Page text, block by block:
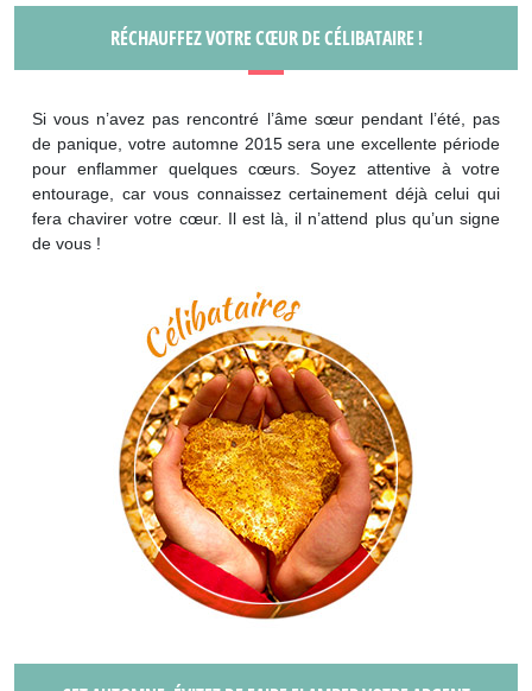
RÉCHAUFFEZ VOTRE CŒUR DE CÉLIBATAIRE !
Si vous n’avez pas rencontré l’âme sœur pendant l’été, pas
de panique, votre automne 2015 sera une excellente période
pour enflammer quelques cœurs. Soyez attentive à votre
entourage, car vous connaissez certainement déjà celui qui
fera chavirer votre cœur. Il est là, il n’attend plus qu’un signe
de vous !